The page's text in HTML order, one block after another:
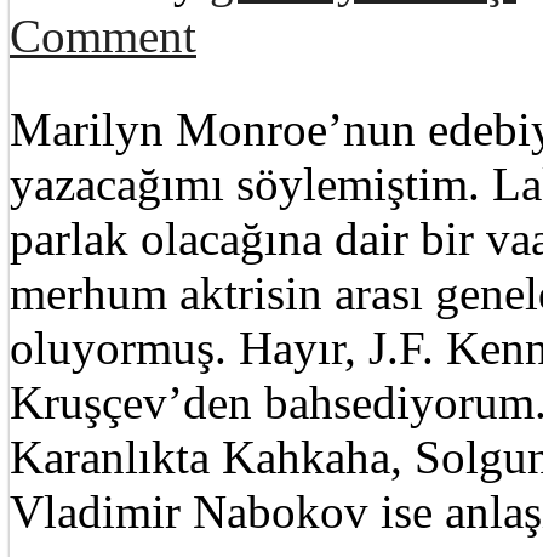
Comment
Marilyn Monroe’nun
yazacağımı söylemiştim.
parlak olacağına dair bir
merhum aktrisin arası
oluyormuş. Hayır, J.F.
Kruşçev’den
Karanlıkta Kahkaha,
Vladimir Nabokov ise